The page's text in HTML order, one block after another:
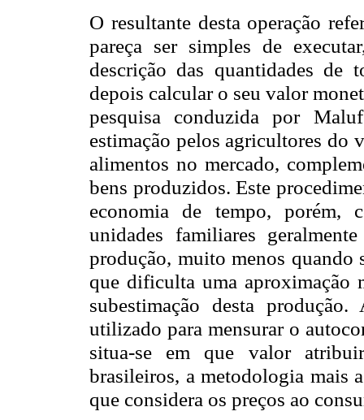
O resultante desta operação
pareça ser simples de
descrição das quantidades de
depois calcular o seu valor
pesquisa conduzida por
estimação pelos agricultores do
alimentos no mercado,
bens produzidos. Este
economia de tempo, porém,
unidades familiares
produção, muito menos quando
que dificulta uma aproximação
subestimação desta
utilizado para mensurar o
situa-se em que valor
brasileiros, a metodologia mais
que considera os preços ao